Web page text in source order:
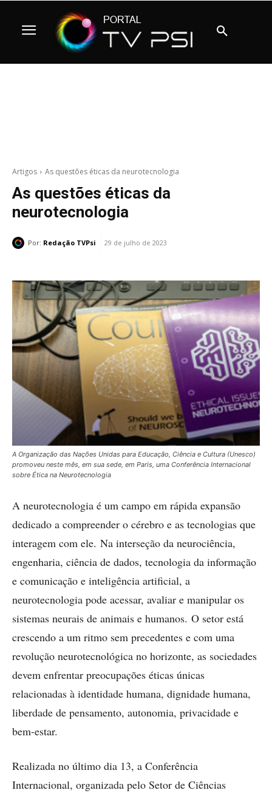
Artigos As questões éticas da neurotecnologia
As questões éticas da
neurotecnologia
Por: Redação TVPsi 29 de julho de 2023
A Organização das Nações Unidas para Educação, Ciência e Cultura (Unesco)
promoveu neste mês, em sua sede, em Paris, uma Conferência Internacional
sobre Ética na Neurotecnologia
A neurotecnologia é um campo em rápida expansão
dedicado a compreender o cérebro e as tecnologias que
interagem com ele. Na interseção da neurociência,
engenharia, ciência de dados, tecnologia da informação
e comunicação e inteligência artificial, a
neurotecnologia pode acessar, avaliar e manipular os
sistemas neurais de animais e humanos. O setor está
crescendo a um ritmo sem precedentes e com uma
revolução neurotecnológica no horizonte, as sociedades
devem enfrentar preocupações éticas únicas
relacionadas à identidade humana, dignidade humana,
liberdade de pensamento, autonomia, privacidade e
bem-estar.
Realizada no último dia 13, a Conferência
Internacional, organizada pelo Setor de Ciências